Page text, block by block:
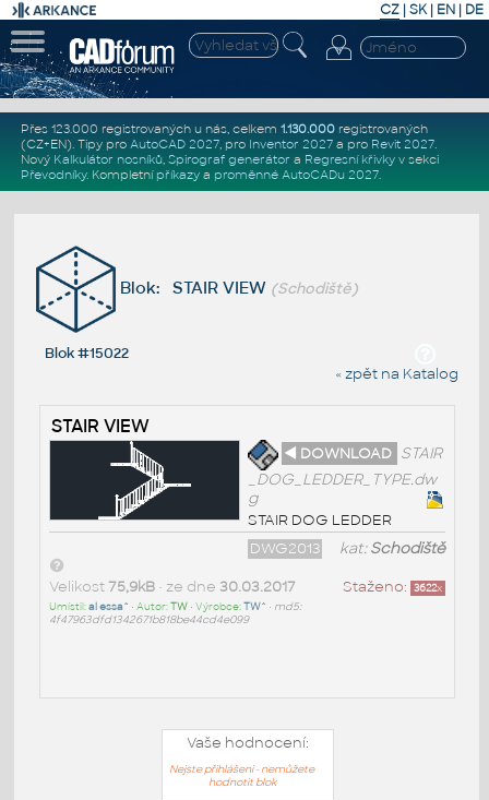
CZ | SK| EN | DE
Přes 123.000 registrovaných u nás, celkem 1.130.000registrovaných
(CZ+EN). Tipy pro AutoCAD 2027, pro Inventor 2027a pro Revit 2027.
Nový Kalkulátor nosníků, Spirograf generátor a Regresní křivkyv sekci
Převodníky. Kompletní příkazya proměnné AutoCADu 2027.
Blok: STAIR VIEW (Schodiště)
Blok #15022
« zpět na Katalog
STAIR VIEW
◄ DOWNLOAD STAIR
_DOG_LEDDER_TYPE.dw
g
STAIR DOG LEDDER
kat:Schodiště
DWG2013
Staženo: 3622x
Velikost 75,9kB• ze dne 30.03.2017
Umístil:al essa^ • Autor:TW• Výrobce:TW^ • md5:
4f47963dfd1342671b818be44cd4e099
Vaše hodnocení:
Nejste přihlášeni - nemůžete
hodnotit blok